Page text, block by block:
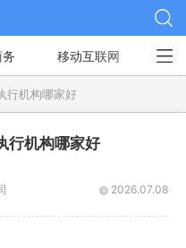
移动互联网 社
行机构哪家好
行机构哪家好
2026.07.08